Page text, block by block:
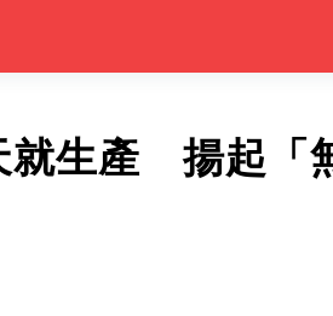
就生產 揚起「